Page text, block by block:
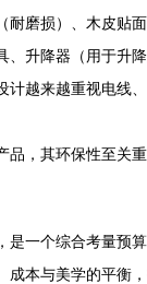
耐磨损）、木皮贴
、升降器（用于升
计越来越重视电线
品，其环保性至关
是一个综合考量预
成本与美学的平衡